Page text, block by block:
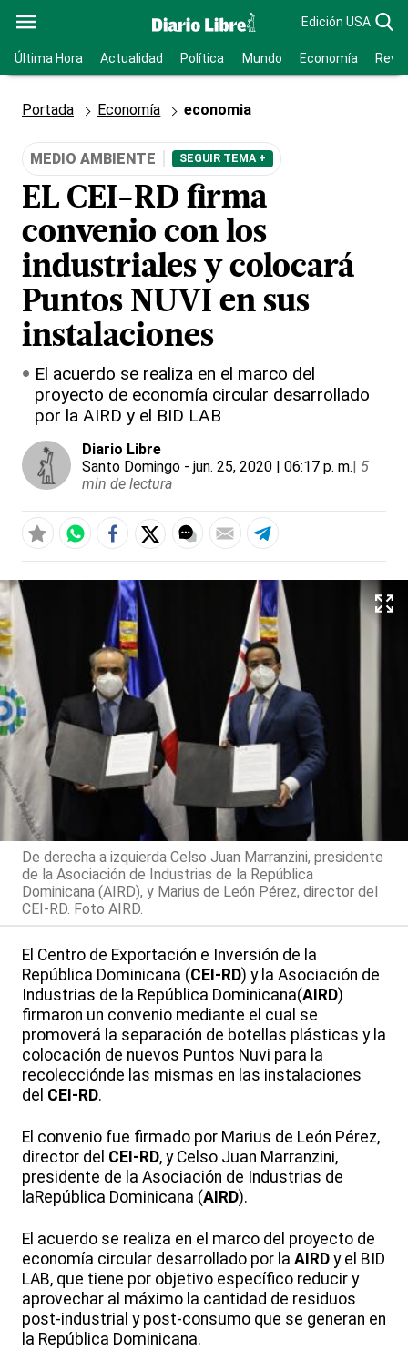
Edición USA
Última Hora Actualidad Política Mundo Economía
Portada Economía economia
MEDIO AMBIENTE SEGUIR TEMA +
EL CEI-RD firma
convenio con los
industriales y colocará
Puntos NUVI en sus
instalaciones
El acuerdo se realiza en el marco del
proyecto de economía circular desarrollado
por la AIRD y el BID LAB
Diario Libre
Santo Domingo - jun. 25, 2020 | 06:17 p. m.| 5
min de lectura
De derecha a izquierda Celso Juan Marranzini, presidente
de la Asociación de Industrias de la República
Dominicana (AIRD), y Marius de León Pérez, director del
CEI-RD. Foto AIRD.
El Centro de Exportación e Inversión de la
República Dominicana (CEI-RD) y la Asociación de
Industrias de la República Dominicana(AIRD)
firmaron un convenio mediante el cual se
promoverá la separación de botellas plásticas y la
colocación de nuevos Puntos Nuvi para la
recolecciónde las mismas en las instalaciones
del CEI-RD.
El convenio fue firmado por Marius de León Pérez,
director del CEI-RD, y Celso Juan Marranzini,
presidente de la Asociación de Industrias de
laRepública Dominicana (AIRD).
El acuerdo se realiza en el marco del proyecto de
economía circular desarrollado por la AIRD y el BID
LAB, que tiene por objetivo específico reducir y
aprovechar al máximo la cantidad de residuos
post-industrial y post-consumo que se generan en
la República Dominicana.